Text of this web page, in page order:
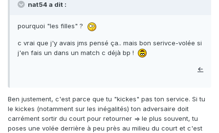
nat54 a dit :
pourquoi "les filles" ?
c vrai que j'y avais jms pensé ça.. mais bon serivce-volée si
j'en fais un dans un match c déjà bp !
←
Ben justement, c'est parce que tu "kickes" pas ton service. Si tu
le kickes (notamment sur les inégalités) ton adversaire doit
carrément sortir du court pour retourner => le plus souvent, tu
poses une volée derrière à peu près au milieu du court et c'est